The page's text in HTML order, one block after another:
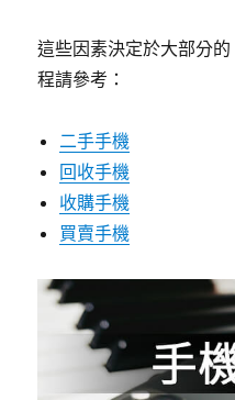
這些因素決定於大部分的
程請參考：
二手手機
回收手機
收購手機
買賣手機